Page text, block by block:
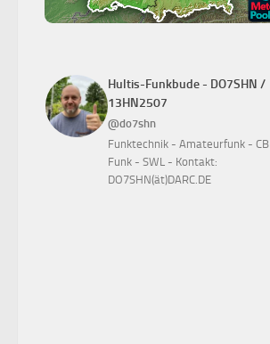
Hultis-Funkbude - DO7SHN /
13HN2507
@do7shn
Funktechnik - Amateurfunk - CB
Funk - SWL - Kontakt:
DO7SHN(ät)DARC.DE